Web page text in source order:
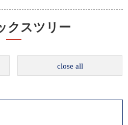
クスツリー
close all